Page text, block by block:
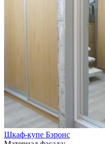
Шкаф-купе Бэронс